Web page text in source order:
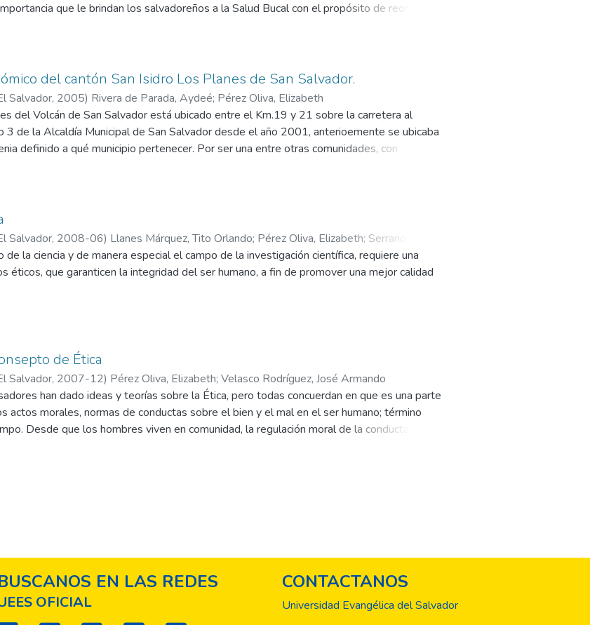
que le brindan los salvadoreños a la Salud Bucal con el propósito de reorientar
con una visión preventiva. Este estudio considerado como piloto, aporta
adecuada para estimar las necesidades actuales y de futuras asistencias
del cantón San Isidro Los Planes de San Salvador.
Salvador, 2005) Rivera de Parada, Aydeé; Pérez Oliva, Elizabeth
del Volcán de San Salvador está ubicado entre el Km.19 y 21 sobre la carretera al
3 de la Alcaldía Municipal de San Salvador desde el año 2001, anterioemente se ubicaba
definido a qué municipio pertenecer. Por ser una entre otras comunidades, con
se decidío explorar la situación e identificar la condición de vida de sus habitantes, con
impulsar el desarrollo del cantón y cumplir con lo que la Misión Institucional demanda
Salvador, 2008-06) Llanes Márquez, Tito Orlando; Pérez Oliva, Elizabeth; Serrano de
de la ciencia y de manera especial el campo de la investigación científica, requiere una
éticos, que garanticen la integridad del ser humano, a fin de promover una mejor calidad
de Ética
Salvador, 2007-12) Pérez Oliva, Elizabeth; Velasco Rodríguez, José Armando
han dado ideas y teorías sobre la Ética, pero todas concuerdan en que es una parte
actos morales, normas de conductas sobre el bien y el mal en el ser humano; término
Desde que los hombres viven en comunidad, la regulación moral de la conducta ha
colectivo. Aunque los distintos sistemas morales se establecían sobre pautas
EN LAS REDES
OFICIAL
CONTACTANOS
Universidad Evangélica del Salvador